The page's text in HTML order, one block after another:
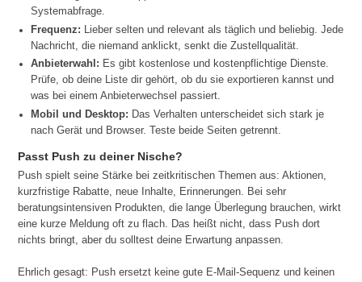
Systemabfrage.
Frequenz: Lieber selten und relevant als täglich und beliebig. Jede
Nachricht, die niemand anklickt, senkt die Zustellqualität.
Anbieterwahl: Es gibt kostenlose und kostenpflichtige Dienste.
Prüfe, ob deine Liste dir gehört, ob du sie exportieren kannst und
was bei einem Anbieterwechsel passiert.
Mobil und Desktop: Das Verhalten unterscheidet sich stark je
nach Gerät und Browser. Teste beide Seiten getrennt.
Passt Push zu deiner Nische?
Push spielt seine Stärke bei zeitkritischen Themen aus: Aktionen,
kurzfristige Rabatte, neue Inhalte, Erinnerungen. Bei sehr
beratungsintensiven Produkten, die lange Überlegung brauchen, wirkt
eine kurze Meldung oft zu flach. Das heißt nicht, dass Push dort
nichts bringt, aber du solltest deine Erwartung anpassen.
Ehrlich gesagt: Push ersetzt keine gute E-Mail-Sequenz und keinen